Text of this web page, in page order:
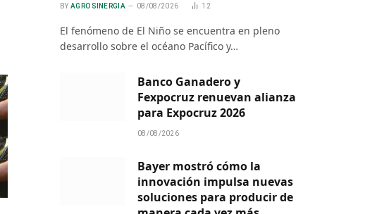
BY AGRO SINERGIA 08/08/2026 12
El fenómeno de El Niño se encuentra en pleno
desarrollo sobre el océano Pacífico y…
Banco Ganadero y
Fexpocruz renuevan alianza
para Expocruz 2026
08/08/2026
Bayer mostró cómo la
innovación impulsa nuevas
soluciones para producir de